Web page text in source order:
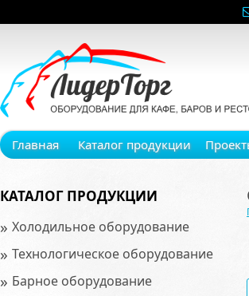
Главная Каталог продукции
КАТАЛОГ ПРОДУКЦИИ
» Холодильное оборудование
» Технологическое оборудование
» Барное оборудование